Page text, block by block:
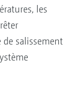
les
salissement